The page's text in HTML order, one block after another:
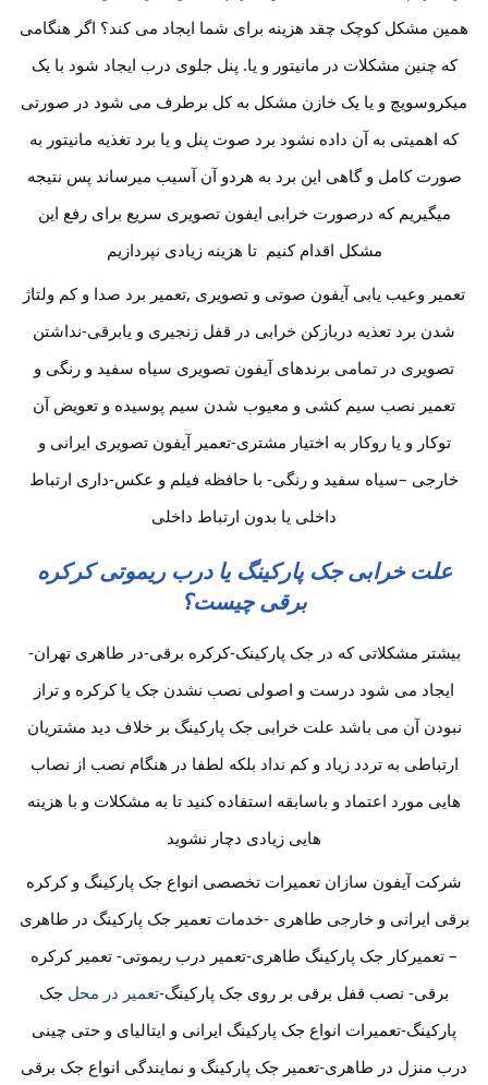
همین مشکل کوچک چقد هزینه برای شما ایجاد می کند؟ اگر هنگامی
که چنین مشکلات در مانیتور و یا. پنل جلوی درب ایجاد شود با یک
میکروسویچ و یا یک خازن مشکل به کل برطرف می شود در صورتی
که اهمیتی به آن داده نشود برد صوت پنل و یا برد تغذیه مانیتور به
صورت کامل و گاهی این برد به هردو آن آسیب میرساند پس نتیجه
میگیریم که درصورت خرابی ایفون تصویری سریع برای رفع این
مشکل اقدام کنیم تا هزینه زیادی نپردازیم
تعمیر وعیب یابی آیفون صوتی و تصویری ,تعمیر برد صدا و کم ولتاژ
شدن برد تعذیه دربازکن خرابی در قفل زنجیری و یابرقی-نداشتن
تصویری در تمامی برندهای آیفون تصویری سیاه سفید و رنگی و
تعمیر نصب سیم کشی و معیوب شدن سیم پوسیده و تعویض آن
توکار و یا روکار به اختیار مشتری-تعمیر آیفون تصویری ایرانی و
خارجی –سیاه سفید و رنگی- با حافظه فیلم و عکس-داری ارتباط
داخلی یا بدون ارتباط داخلی
علت خرابی جک پارکینگ یا درب ریموتی کرکره
برقی چیست؟
بیشتر مشکلاتی که در جک پارکینک-کرکره برقی-در طاهری تهران-
ایجاد می شود درست و اصولی نصب نشدن جک یا کرکره و تراز
نبودن آن می باشد علت خرابی جک پارکینگ بر خلاف دید مشتریان
ارتباطی به تردد زیاد و کم نداد بلکه لطفا در هنگام نصب از نصاب
هایی مورد اعتماد و باسابقه استفاده کنید تا به مشکلات و با هزینه
هایی زیادی دچار نشوید
شرکت آیفون سازان تعمیرات تخصصی انواع جک پارکینگ و کرکره
برقی ایرانی و خارجی طاهری -خدمات تعمیر جک پارکینگ در طاهری
– تعمیرکار جک پارکینگ طاهری-تعمیر درب ریموتی- تعمیر کرکره
برقی- نصب قفل برقی بر روی جک پارکینگ-تعمیر در محل جک
پارکینگ-تعمیرات انواع جک پارکینگ ایرانی و ایتالیای و حتی چینی
درب منزل در طاهری-تعمیر جک پارکینگ و نمایندگی انواع جک برقی